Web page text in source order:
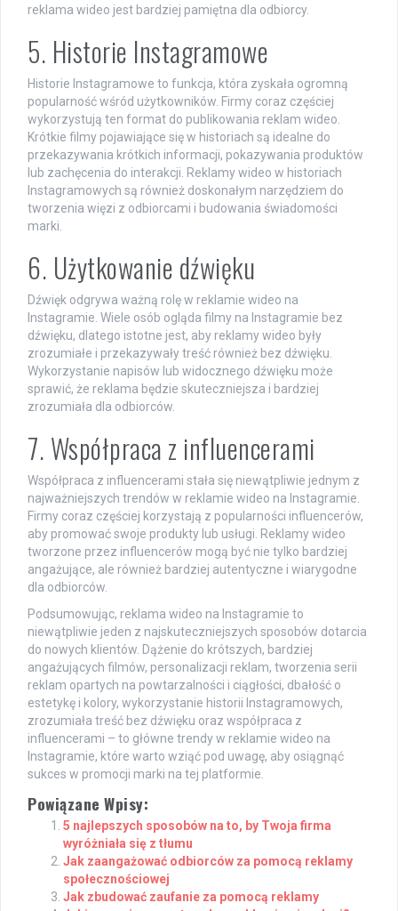
reklama wideo jest bardziej pamiętna dla odbiorcy.
5. Historie Instagramowe
Historie Instagramowe to funkcja, która zyskała ogromną
popularność wśród użytkowników. Firmy coraz częściej
wykorzystują ten format do publikowania reklam wideo.
Krótkie filmy pojawiające się w historiach są idealne do
przekazywania krótkich informacji, pokazywania produktów
lub zachęcenia do interakcji. Reklamy wideo w historiach
Instagramowych są również doskonałym narzędziem do
tworzenia więzi z odbiorcami i budowania świadomości
marki.
6. Użytkowanie dźwięku
Dźwięk odgrywa ważną rolę w reklamie wideo na
Instagramie. Wiele osób ogląda filmy na Instagramie bez
dźwięku, dlatego istotne jest, aby reklamy wideo były
zrozumiałe i przekazywały treść również bez dźwięku.
Wykorzystanie napisów lub widocznego dźwięku może
sprawić, że reklama będzie skuteczniejsza i bardziej
zrozumiała dla odbiorców.
7. Współpraca z influencerami
Współpraca z influencerami stała się niewątpliwie jednym z
najważniejszych trendów w reklamie wideo na Instagramie.
Firmy coraz częściej korzystają z popularności influencerów,
aby promować swoje produkty lub usługi. Reklamy wideo
tworzone przez influencerów mogą być nie tylko bardziej
angażujące, ale również bardziej autentyczne i wiarygodne
dla odbiorców.
Podsumowując, reklama wideo na Instagramie to
niewątpliwie jeden z najskuteczniejszych sposobów dotarcia
do nowych klientów. Dążenie do krótszych, bardziej
angażujących filmów, personalizacji reklam, tworzenia serii
reklam opartych na powtarzalności i ciągłości, dbałość o
estetykę i kolory, wykorzystanie historii Instagramowych,
zrozumiała treść bez dźwięku oraz współpraca z
influencerami – to główne trendy w reklamie wideo na
Instagramie, które warto wziąć pod uwagę, aby osiągnąć
sukces w promocji marki na tej platformie.
Powiązane Wpisy:
5 najlepszych sposobów na to, by Twoja firma
wyróżniała się z tłumu
Jak zaangażować odbiorców za pomocą reklamy
społecznościowej
Jak zbudować zaufanie za pomocą reklamy